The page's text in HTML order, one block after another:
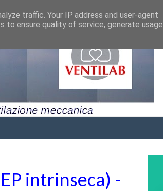
intrinseca) -
traffic. Your IP address and user-agent
to ensure quality of service, generate usage